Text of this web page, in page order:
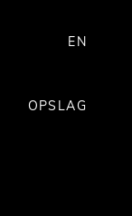
EN
OPSLAG